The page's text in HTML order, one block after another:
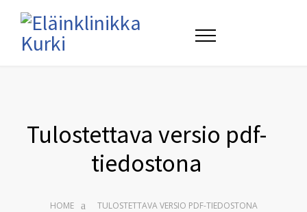
Tulostettava versio pdf-
tiedostona
HOME TULOSTETTAVA VERSIO PDF-TIEDOSTONA